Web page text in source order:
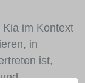
im Kontext
in
ist,